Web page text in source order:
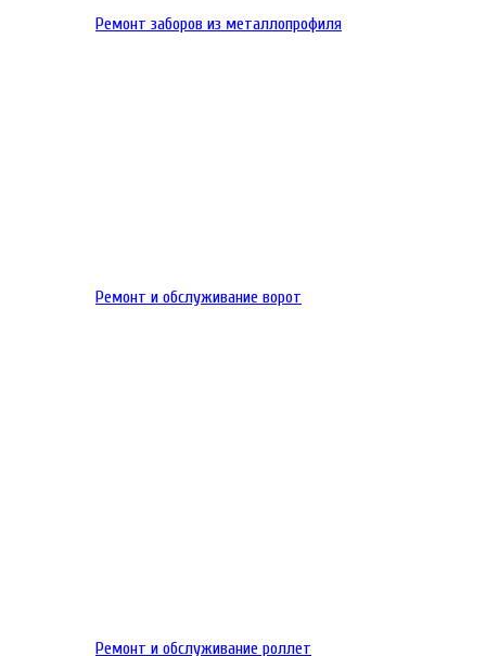
Ремонт заборов из металлопрофиля
Ремонт и обслуживание ворот
Ремонт и обслуживание роллет